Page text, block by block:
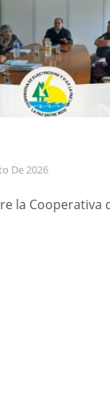
De 2026
la Cooperativa